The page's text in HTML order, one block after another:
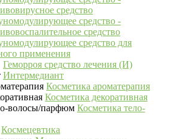
средство
средство -
средство
средство для
применения
Геморроя средство лечения (И)
Интермедиант
Косметика ароматерапия
Косметика декоративная
Косметика тело-
Космецевтика